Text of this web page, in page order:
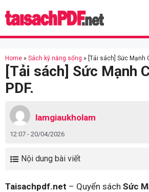
to
Home » Sách kỹ năng sống » [Tải sách] Sức Mạnh
[Tải sách] Sức Mạnh
PDF.
lamgiaukholam
12:07 - 20/04/2026
Nội dung bài viết
Taisachpdf.net – Quyển sách Sức